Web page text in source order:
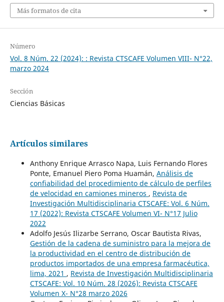
Más formatos de cita
Número
Vol. 8 Núm. 22 (2024): : Revista CTSCAFE Volumen VIII- N°22,
marzo 2024
Sección
Ciencias Básicas
Artículos similares
Anthony Enrique Arrasco Napa, Luis Fernando Flores
Ponte, Emanuel Piero Poma Huamán, Análisis de
confiabilidad del procedimiento de cálculo de perfiles
de velocidad en camiones mineros , Revista de
Investigación Multidisciplinaria CTSCAFE: Vol. 6 Núm.
17 (2022): Revista CTSCAFE Volumen VI- N°17 Julio
2022
Adolfo Jesús Ilizarbe Serrano, Oscar Bautista Rivas,
Gestión de la cadena de suministro para la mejora de
la productividad en el centro de distribución de
productos importados de una empresa farmacéutica,
lima, 2021 , Revista de Investigación Multidisciplinaria
CTSCAFE: Vol. 10 Núm. 28 (2026): Revista CTSCAFE
Volumen X- N°28 marzo 2026